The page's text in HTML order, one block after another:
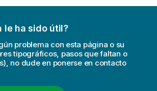
le ha sido útil?
problema con esta página o su
tipográficos, pasos que faltan o
no dude en ponerse en contacto